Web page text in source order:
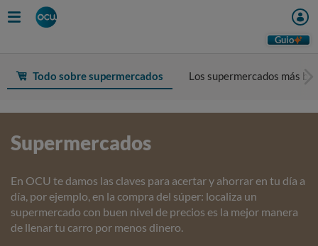
Guio
Todo sobre supermercados Los supermercados más
Supermercados
En OCU te damos las claves para acertar y ahorrar en tu día a
día, por ejemplo, en la compra del súper: localiza un
supermercado con buen nivel de precios es la mejor manera
de llenar tu carro por menos dinero.